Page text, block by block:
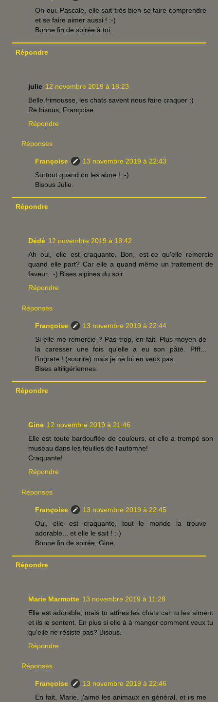
Oh oui, Pascale, elle sait très bien se faire comprendre
et se faire aimer aussi ! :-)
Bonne fin de soirée à toi.
Répondre
julie 12 novembre 2019 à 18:23
Belle frimousse, les chats savent nous faire craquer :)
Re bisous, Françoise.
Répondre
Réponses
Françoise
13 novembre 2019 à 22:43
Surtout quand on les aime ! :-)
Bisous Julie.
Répondre
Dédé 12 novembre 2019 à 18:42
Ah oui, elle est craquante. Bon, est-ce qu'elle remercie
quand elle part? Car elle a quand même un traitement de
faveur. :-) Bises alpines du soir.
Répondre
Réponses
Françoise
13 novembre 2019 à 22:44
Si elle me remercie ? Pas trop, en fait. Plus moyen de
la caresser une fois qu'elle a eu son pâté. Pfff...
l'ingrate ! (sourire) mais je ne lui en veux pas.
Bises altiligériennes.
Répondre
Gine 12 novembre 2019 à 21:46
Elle est toute bardouflée de couleurs, et elle a trempé son
museau dans les feuilles de l'automne!
Craquante!
Répondre
Réponses
Françoise
13 novembre 2019 à 22:45
Oui, elle est craquante, tout le monde la trouve
adorable... et elle le sait ! :-)
Bonne fin de soirée, Gine.
Répondre
Marie Marmotte 13 novembre 2019 à 11:28
Elle est adorable, mais tu attires les chats car tu les aiment
et ils le sentent. En plus si elle à à manger comment veux tu
qu'elle ne résiste pas? Bisous.
Répondre
Réponses
Françoise
13 novembre 2019 à 22:46
En fait, Marie, j'aime les animaux en général, et ils me